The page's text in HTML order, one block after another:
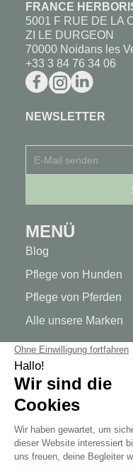
FRANCE
5001 F RUE DE LA
ZI LE DURGEON
70000 Noidans les
+33 3 84 76 34 06
NEWSLETTER
MENÜ
Blog
Pflege von Hunden
Pflege von Pferden
Alle unsere Marken
MEIN KONTO
Seguimiento de
Cree su cuenta